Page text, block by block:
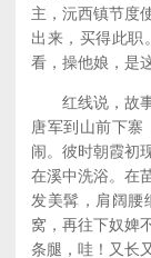
主，沅西镇节度
出来，买得此职
看，操他娘，是
红线说，故事
唐军到山前下寨
闹。彼时朝霞初
在溪中洗浴。在
发美髯，肩阔腰
窝，再往下奴婢
条腿，哇！又长